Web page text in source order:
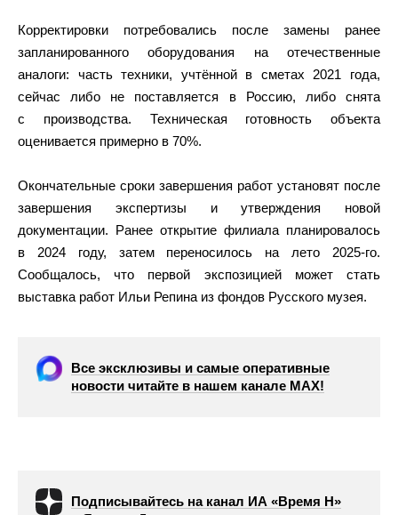
Корректировки потребовались после замены ранее
запланированного оборудования на отечественные
аналоги: часть техники, учтённой в сметах 2021 года,
сейчас либо не поставляется в Россию, либо снята
с производства. Техническая готовность объекта
оценивается примерно в 70%.
Окончательные сроки завершения работ установят после
завершения экспертизы и утверждения новой
документации. Ранее открытие филиала планировалось
в 2024 году, затем переносилось на лето 2025-го.
Сообщалось, что первой экспозицией может стать
выставка работ Ильи Репина из фондов Русского музея.
Все эксклюзивы и самые оперативные
новости читайте в нашем канале МАХ!
Подписывайтесь на канал ИА «Время Н»